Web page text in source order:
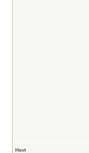
Haut